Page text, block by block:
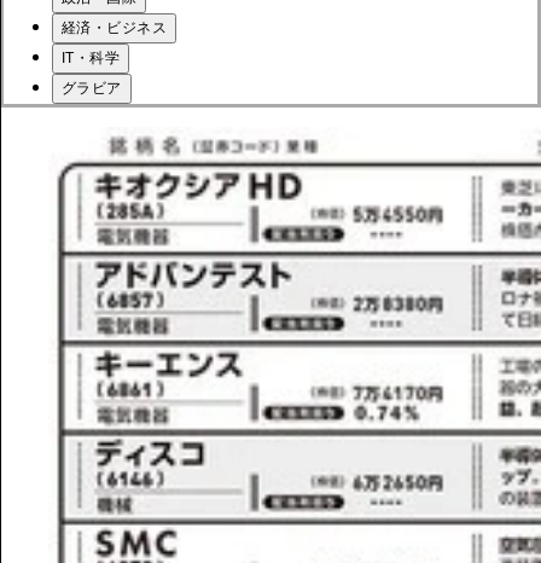
経済・ビジネス
IT・科学
グラビア